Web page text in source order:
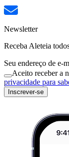
Newsletter
Receba Aleteia
Seu endereço de e-
Aceito receber a
privacidade para
Inscrever-se